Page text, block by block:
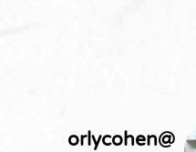
@
orlycohen